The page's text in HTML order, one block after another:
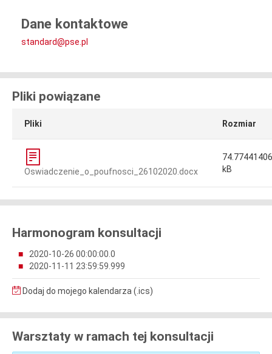
Dane kontaktowe
standard@pse.pl
Pliki powiązane
Pliki Rozmiar
Oswiadczenie_o_poufnosci_26102020.docx
kB
Harmonogram konsultacji
2020-10-26 00:00:00.0
2020-11-11 23:59:59.999
Dodaj do mojego kalendarza (.ics)
Warsztaty w ramach tej konsultacji